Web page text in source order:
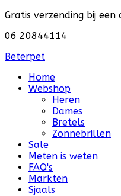
Gratis verzending bij
06 20844114
Beterpet
Home
Webshop
Heren
Dames
Bretels
Zonnebrillen
Sale
Meten is weten
FAQ's
Markten
Sjaals